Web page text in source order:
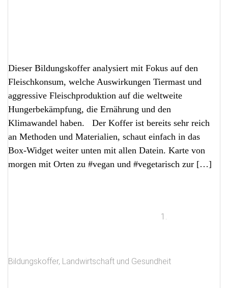
Dieser Bildungskoffer analysiert mit Fokus auf den
Fleischkonsum, welche Auswirkungen Tiermast und
aggressive Fleischproduktion auf die weltweite
Hungerbekämpfung, die Ernährung und den
Klimawandel haben. Der Koffer ist bereits sehr reich
an Methoden und Materialien, schaut einfach in das
Box-Widget weiter unten mit allen Datein. Karte von
morgen mit Orten zu #vegan und #vegetarisch zur […]
1.
Bildungskoffer, Landwirtschaft und Gesundheit